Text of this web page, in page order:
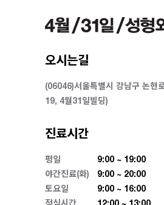
오시는길
(06046)서울특별시 강남구 논현
19, 4월31일빌딩)
진료시간
평일
9:00 ~ 19:00
야간진료(화)
9:00 ~ 20:00
토요일
9:00 ~ 16:00